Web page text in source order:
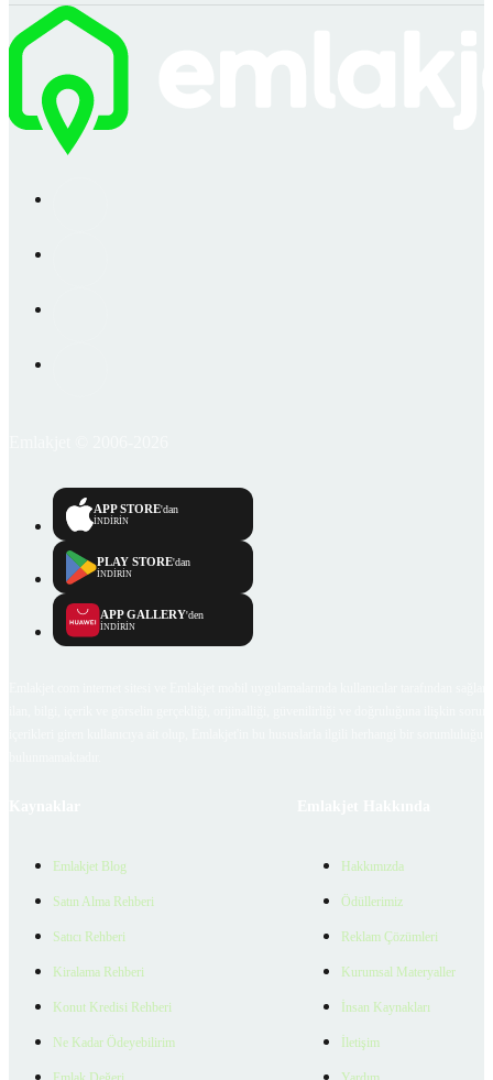
APP STORE'dan
İNDİRİN
PLAY STORE'dan
İNDİRİN
APP GALLERY'den
İNDİRİN
Emlakjet Blog
Satın Alma Rehberi
Satıcı Rehberi
Kiralama Rehberi
Konut Kredisi Rehberi
Ne Kadar Ödeyebilirim
Hakkımızda
Ödüllerimiz
Reklam Çözümleri
Kurumsal Materyaller
İnsan Kaynakları
İletişim